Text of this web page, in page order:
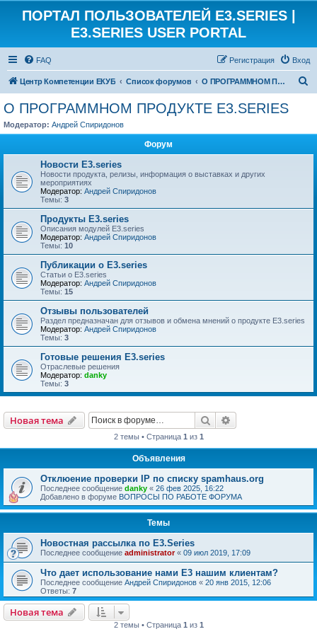
ПОРТАЛ ПОЛЬЗОВАТЕЛЕЙ E3.SERIES |
E3.SERIES USER PORTAL
FAQ Вход
Регистрация
Центр Компетенции ЕКУБ Список форумов О ПРОГРАММНОМ ПРОДУКТЕ E3.SERIES
О ПРОГРАММНОМ ПРОДУКТЕ E3.SERIES
Модератор: Андрей Спиридонов
Форум
Новости E3.series
Новости продукта, релизы, информация о выставках и других
мероприятиях
Модератор: Андрей Спиридонов
Темы: 3
Продукты E3.series
Описания модулей E3.series
Модератор: Андрей Спиридонов
Темы: 10
Публикации о E3.series
Статьи о E3.series
Модератор: Андрей Спиридонов
Темы: 15
Отзывы пользователей
Раздел предназначан для отзывов и обмена мнений о продукте E3.series
Модератор: Андрей Спиридонов
Темы: 3
Готовые решения E3.series
Отраслевые решения
Модератор: danky
Темы: 3
Новая тема Поиск
2 темы • Страница 1 из 1
Объявления
Отклюение проверки IP по списку spamhaus.org
Последнее сообщение danky « 26 фев 2025, 16:22
Добавлено в форуме ВОПРОСЫ ПО РАБОТЕ ФОРУМА
Темы
Новостная рассылка по E3.Series
Последнее сообщение administrator« 09 июл 2019, 17:09
Что дает использование нами E3 нашим клиентам?
Последнее сообщение Андрей Спиридонов « 20 янв 2015, 12:06
Ответы: 7
Новая тема
2 темы • Страница 1 из 1